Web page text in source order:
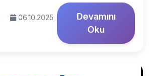
06.10.2025
Devamını
Oku